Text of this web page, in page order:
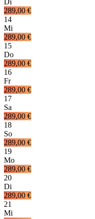
Di
289,00 €
14
Mi
289,00 €
15
Do
289,00 €
16
Fr
289,00 €
17
Sa
289,00 €
18
So
289,00 €
19
Mo
289,00 €
20
Di
289,00 €
21
Mi